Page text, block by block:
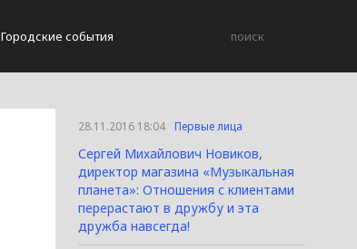
Городские события
28.11.2016 18:04 Первые лица
Сергей Михайлович Новиков,
директор магазина «Музыкальная
планета»: Отношения с клиентами
перерастают в дружбу и эта
дружба навсегда!